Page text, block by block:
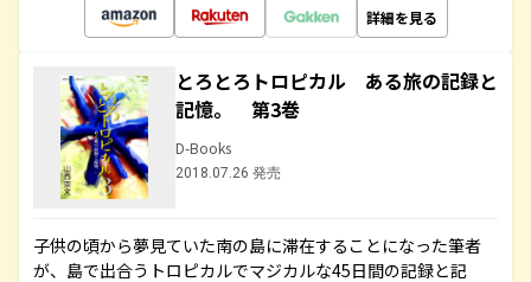
詳細を見る
とろとろトロピカル ある旅の記録と
記憶。 第3巻
D-Books
2018.07.26 発売
子供の頃から夢見ていた南の島に滞在することになった筆者
が、島で出合うトロピカルでマジカルな45日間の記録と記